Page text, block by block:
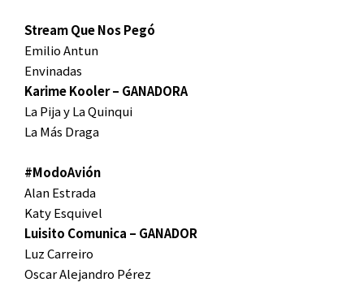
Stream Que Nos Pegó
Emilio Antun
Envinadas
Karime Kooler – GANADORA
La Pija y La Quinqui
La Más Draga
#ModoAvión
Alan Estrada
Katy Esquivel
Luisito Comunica – GANADOR
Luz Carreiro
Oscar Alejandro Pérez